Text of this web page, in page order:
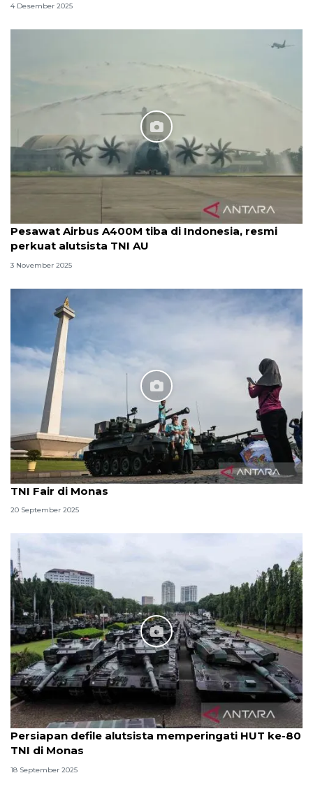
4 Desember 2025
Pesawat Airbus A400M tiba di Indonesia, resmi
perkuat alutsista TNI AU
3 November 2025
TNI Fair di Monas
20 September 2025
Persiapan defile alutsista memperingati HUT ke-80
TNI di Monas
18 September 2025